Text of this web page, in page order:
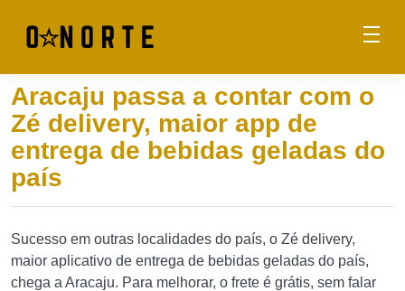
Aracaju passa a contar com o
Zé delivery, maior app de
entrega de bebidas geladas do
país
Sucesso em outras localidades do país, o Zé delivery,
maior aplicativo de entrega de bebidas geladas do país,
chega a Aracaju. Para melhorar, o frete é grátis, sem falar